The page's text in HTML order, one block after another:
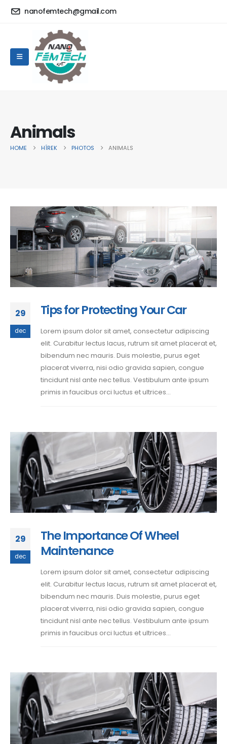
nanofemtech@gmail.com
Animals
HOME HÍREK PHOTOS ANIMALS
29
dec
Tips for Protecting Your Car
Lorem ipsum dolor sit amet, consectetur adipiscing
elit. Curabitur lectus lacus, rutrum sit amet placerat et,
bibendum nec mauris. Duis molestie, purus eget
placerat viverra, nisi odio gravida sapien, congue
tincidunt nisl ante nec tellus. Vestibulum ante ipsum
primis in faucibus orci luctus et ultrices...
29
dec
The Importance Of Wheel
Maintenance
Lorem ipsum dolor sit amet, consectetur adipiscing
elit. Curabitur lectus lacus, rutrum sit amet placerat et,
bibendum nec mauris. Duis molestie, purus eget
placerat viverra, nisi odio gravida sapien, congue
tincidunt nisl ante nec tellus. Vestibulum ante ipsum
primis in faucibus orci luctus et ultrices...